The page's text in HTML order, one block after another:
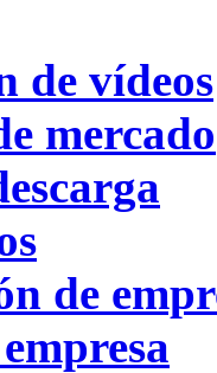
de vídeos
mercado
de